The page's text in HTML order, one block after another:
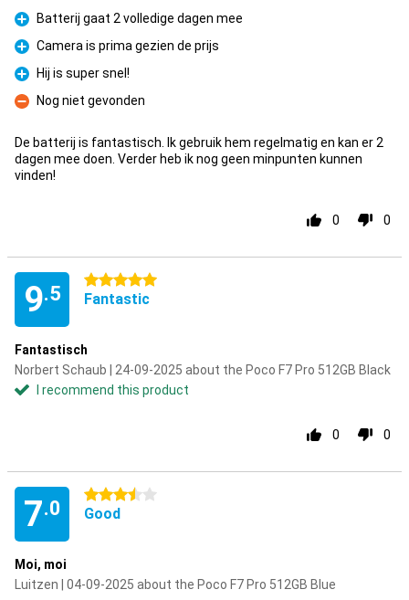
Pro
Batterij gaat 2 volledige dagen mee
Pro
Camera is prima gezien de prijs
Pro
Hij is super snel!
Con
Nog niet gevonden
De batterij is fantastisch. Ik gebruik hem regelmatig en kan er 2
dagen mee doen. Verder heb ik nog geen minpunten kunnen
vinden!
0 0
9.5
5 stars
Fantastic
Fantastisch
Norbert Schaub | 24-09-2025 about the Poco F7 Pro 512GB Black
I recommend this product
0 0
7.0
3.5 stars
Good
Moi, moi
Luitzen | 04-09-2025 about the Poco F7 Pro 512GB Blue